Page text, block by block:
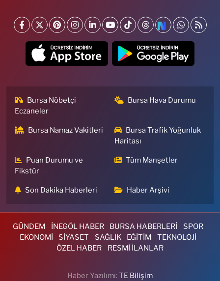
Bursa Nöbetçi
Eczaneler
Bursa Hava Durumu
Bursa Namaz Vakitleri
Bursa Trafik Yoğunluk
Haritası
Puan Durumu ve
Fikstür
Tüm Manşetler
Son Dakika Haberleri Haber Arşivi
GÜNDEM İNEGÖL HABER BURSA HABERLERİ
SPOR
EKONOMİ
SİYASET SAĞLIK EĞİTİM
TEKNOLOJİ
ÖZEL HABER
RESMİ İLANLAR
Haber Yazılımı:TE Bilişim